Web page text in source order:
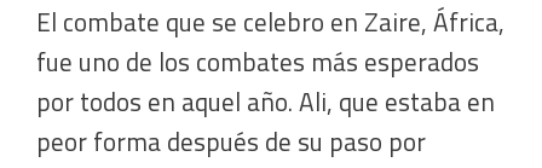
El combate que se celebro en Zaire, África,
fue uno de los combates más esperados
por todos en aquel año. Ali, que estaba en
peor forma después de su paso por